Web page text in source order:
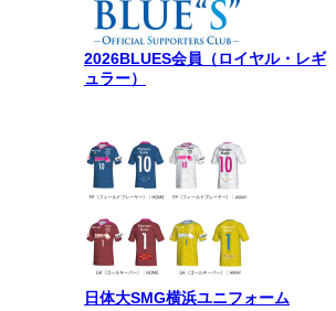
2026BLUES会員（ロイヤル・レギ
ュラー）
日体大SMG横浜ユニフォーム